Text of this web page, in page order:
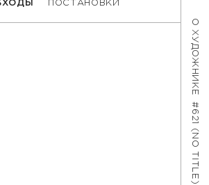
О ХУДОЖНИКЕ
#621 (NO TITLE)
ПОСТАНОВКИ